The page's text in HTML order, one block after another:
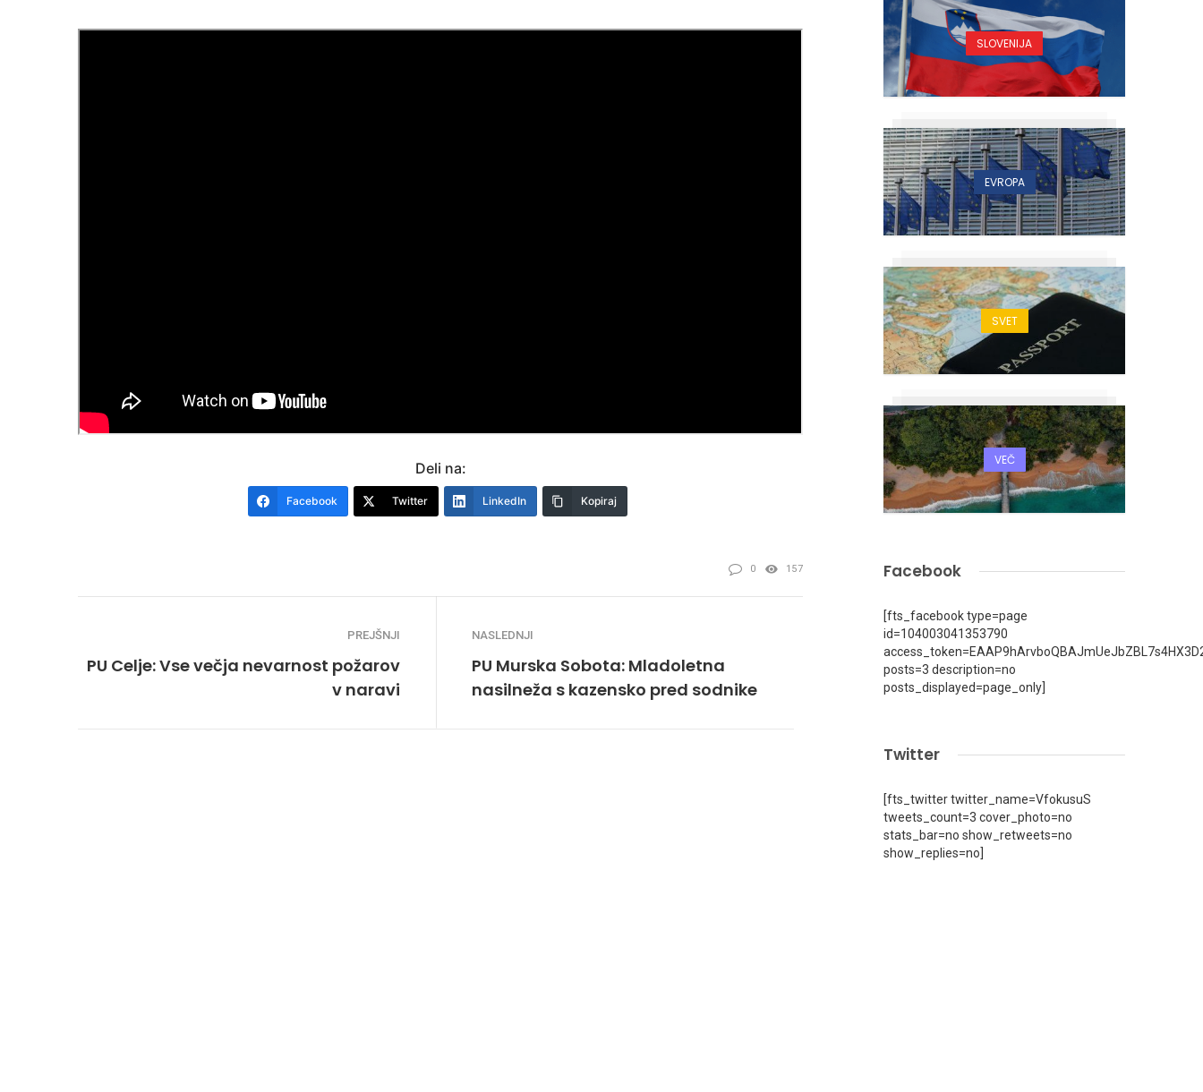
Deli na:
Facebook Twitter LinkedIn Kopiraj
0 157
PREJŠNJI
PU Celje: Vse večja nevarnost požarov
v naravi
NASLEDNJI
PU Murska Sobota: Mladoletna
nasilneža s kazensko pred sodnike
SLOVENIJA
EVROPA
SVET
VEČ
Facebook
[fts_facebook type=page
id=104003041353790
posts=3 description=no
posts_displayed=page_only]
Twitter
[fts_twitter twitter_name=VfokusuS
tweets_count=3 cover_photo=no
stats_bar=no show_retweets=no
show_replies=no]